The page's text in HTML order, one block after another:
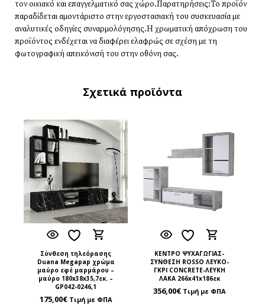
τον οικιακό και επαγγελματικό σας χώρο.Παρατηρήσεις:Το προϊόν
παραδίδεται αμοντάριστο στην εργοστασιακή του συσκευασία με
αναλυτικές οδηγίες συναρμολόγησης.Η χρωματική απόχρωση του
προϊόντος ενδέχεται να διαφέρει ελαφρώς σε σχέση με τη
φωτογραφική απεικόνισή του στην οθόνη σας.
Σχετικά προϊόντα
Σύνθεση τηλεόρασης
Duana Megapap χρώμα
μαύρο εφέ μαρμάρου –
μαύρο 180x38x35,7εκ. –
GP042-0246,1
175,00€ Τιμή με ΦΠΑ
ΚΕΝΤΡΟ ΨΥΧΑΓΩΓΙΑΣ-
ΣΥΝΘΕΣΗ ROSSO ΛΕΥΚΟ-
ΓΚΡΙ CONCRETE-ΛΕΥΚΗ
ΛΑΚΑ 266x41x186εκ
356,00€ Τιμή με ΦΠΑ